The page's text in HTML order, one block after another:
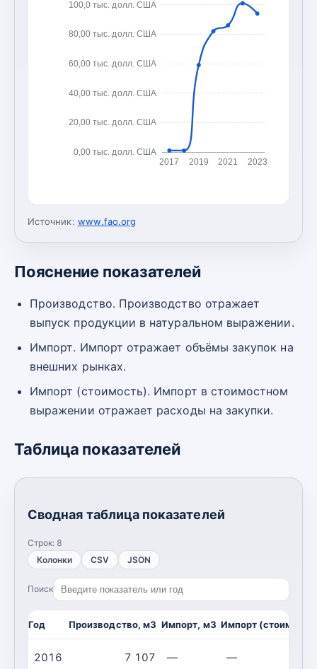
0,00 тыс. долл. США
20,00 тыс. долл. США
40,00 тыс. долл. США
60,00 тыс. долл. США
80,00 тыс. долл. США
100,0 тыс. долл. США
2017 2019 2021 2023
Источник: www.fao.org
Пояснение показателей
Производство. Производство отражает
выпуск продукции в натуральном выражении.
Импорт. Импорт отражает объёмы закупок на
внешних рынках.
Импорт (стоимость). Импорт в стоимостном
выражении отражает расходы на закупки.
Таблица показателей
Сводная таблица показателей
Строк: 8
Колонки
CSV JSON
Поиск
Год Производство, м3 Импорт, м3 Импорт
2016 7 107 — —